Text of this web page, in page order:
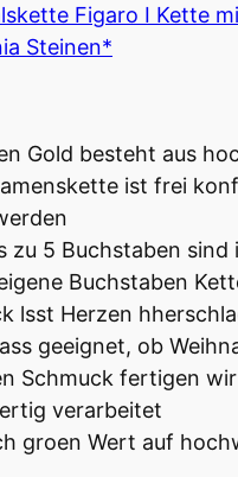
Figaro I Kette
Steinen*
Gold besteht aus
ist frei
zu 5 Buchstaben
Buchstaben
lsst Herzen
geeignet, ob
Schmuck fertigen
verarbeitet
groen Wert auf